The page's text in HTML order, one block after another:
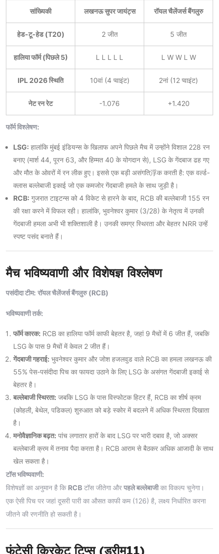
सांख्यिकी लखनऊ सुपर जायंट्स रॉयल चैलेंजर्स बैंगलुरु
हेड-टू-हेड (T20) 2 जीत 5 जीत
हालिया फॉर्म (पिछले 5) L L L L L L W W L W
IPL 2026 स्थिति 10वां (4 प्वाइंट) 2नां (12 प्वाइंट)
नेट रन रेट -1.076 +1.420
फॉर्म विश्लेषण:
LSG: हालांकि मुंबई इंडियन्स के खिलाफ अपने पिछले मैच में उन्होंने विशाल 228 रन
बनाए (मार्श 44, पूरन 63, और हिम्मत 40 के योगदान से), LSG के गेंदबाज ढह गए
और मौत के ओवरों में रन लीक हुए। इससे एक बड़ी असंगति浮क करती है: एक वर्ल्ड-
क्लास बल्लेबाजी इकाई जो एक कमजोर गेंदबाजी हमले के साथ जुड़ी है।
RCB: गुजरात टाइटन्स को 4 विकेट से हारने के बाद, RCB की बल्लेबाजी 155 रन
की रक्षा करने में विफल रही। हालांकि, भुवनेश्वर कुमार (3/28) के नेतृत्व में उनकी
गेंदबाजी हमला अभी भी शक्तिशाली है। उनकी समग्र स्थिरता और बेहतर NRR उन्हें
स्पष्ट पसंद बनाते हैं।
मैच भविष्यवाणी और विशेषज्ञ विश्लेषण
पसंदीदा टीम: रॉयल चैलेंजर्स बैंगलुरु (RCB)
भविष्यवाणी तर्क:
फॉर्म कारक: RCB का हालिया फॉर्म काफी बेहतर है, जहां 9 मैचों में 6 जीत हैं, जबकि
LSG के पास 9 मैचों में केवल 2 जीत हैं।
गेंदबाजी गहराई: भुवनेश्वर कुमार और जोश हजलवुड वाले RCB का हमला लखनऊ की
55% पेस-पसंदीदा पिच का फायदा उठाने के लिए LSG के असंगत गेंदबाजी इकाई से
बेहतर है।
बल्लेबाजी स्थिरता: जबकि LSG के पास विस्फोटक हिटर हैं, RCB का शीर्ष क्रम
(कोहली, बेथेल, पडिकल) शुरुआत को बड़े स्कोर में बदलने में अधिक स्थिरता दिखाता
है।
मनोवैज्ञानिक बढ़त: पांच लगातार हारों के बाद LSG पर भारी दबाव है, जो अक्सर
बल्लेबाजी क्रम में तनाव पैदा करता है। RCB आराम से बैठकर अधिक आजादी के साथ
खेल सकता है।
टॉस भविष्यवाणी:
विशेषज्ञों का अनुमान है कि RCB टॉस जीतेगा और पहले बल्लेबाजीका विकल्प चुनेगा।
एक ऐसी पिच पर जहां दूसरी पारी का औसत काफी कम (126) है, लक्ष्य निर्धारित करना
जीतने की रणनीति हो सकती है।
फंटेसी क्रिकेट टिप्स (ड्रीम11)